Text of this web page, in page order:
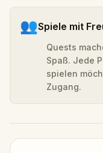
👥Spiele mit
Quests
Spaß. Jede
spielen
Zugang.